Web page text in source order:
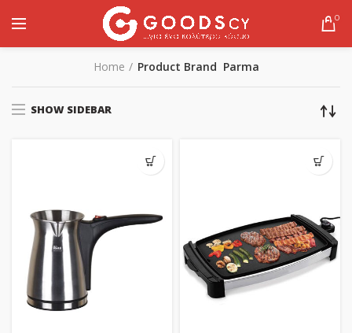
0
Home Product Brand Parma
SHOW SIDEBAR